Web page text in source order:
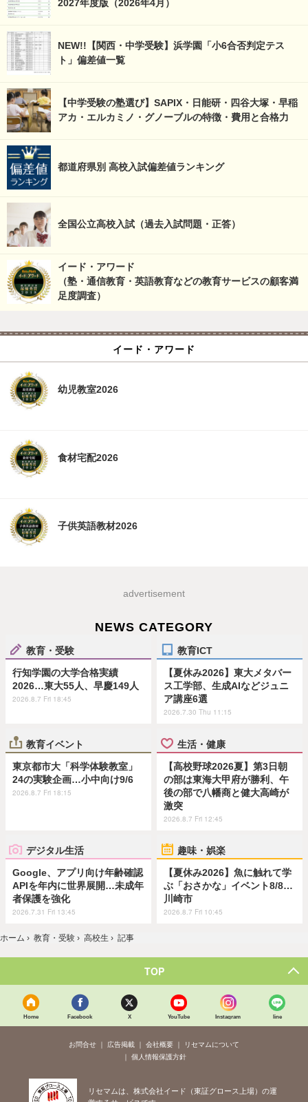
2027年度版（2026年4月）
NEW!!【関西・中学受験】浜学園「小6合否判定テス
ト」偏差値一覧
【中学受験の塾選び】SAPIX・日能研・四谷大塚・早稲
アカ・エルカミノ・グノーブルの特徴・費用と合格力
都道府県別 高校入試偏差値ランキング
全国公立高校入試（過去入試問題・正答）
イード・アワード
（塾・通信教育・英語教育などの教育サービスの顧客満
足度調査）
イード・アワード
幼児教室2026
食材宅配2026
子供英語教材2026
advertisement
NEWS CATEGORY
教育・受験
行知学園の大学合格実績
2026…東大55人、早慶149人
2026.8.7 Fri 18:45
教育ICT
【夏休み2026】東大メタバー
ス工学部、生成AIなどジュニ
ア講座6選
2026.7.30 Thu 11:15
教育イベント
東京都市大「科学体験教室」
24の実験企画…小中向け9/6
2026.8.7 Fri 18:15
生活・健康
【高校野球2026夏】第3日朝
の部は東海大甲府が勝利、午
後の部で八幡商と健大高崎が
激突
2026.8.7 Fri 12:45
デジタル生活
Google、アプリ向け年齢確認
APIを年内に世界展開…未成年
者保護を強化
2026.7.31 Fri 13:45
趣味・娯楽
【夏休み2026】魚に触れて学
ぶ「おさかな」イベント8/8…
川崎市
2026.8.7 Fri 10:45
ホーム › 教育・受験 › 高校生 › 記事
TOP
Home Facebook X YouTube Instagram line
お問合せ 広告掲載 会社概要
リセマムについて
個人情報保護方針
リセマムは、株式会社イード（東証グロース上場）の運